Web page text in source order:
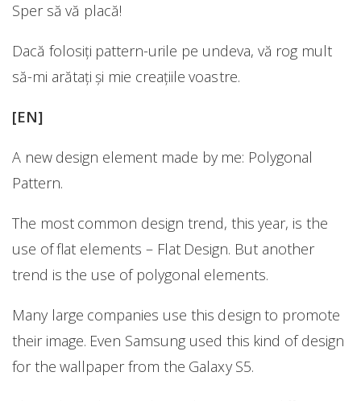
Sper să vă placă!
Dacă folosiți pattern-urile pe undeva, vă rog mult
să-mi arătați și mie creațiile voastre.
[EN]
A new design element made ​​by me: Polygonal
Pattern.
The most common design trend, this year, is the
use of flat elements – Flat Design. But another
trend is the use of polygonal elements.
Many large companies use this design to promote
their image. Even Samsung used this kind of design
for the wallpaper from the Galaxy S5.